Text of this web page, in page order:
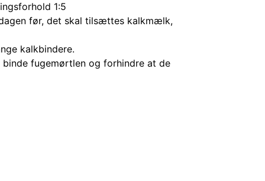
1:5
før, det skal tilsættes kalkmælk,
kalkbindere.
fugemørtlen og forhindre at de